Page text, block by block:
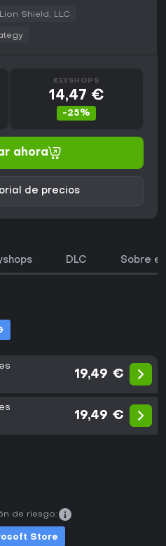
Lion Shield, LLC
KEYSHOPS
14,47 €
-25%
ahora
de precios
DLC Sobre
19,49 €
19,49 €
Store
de riesgo: